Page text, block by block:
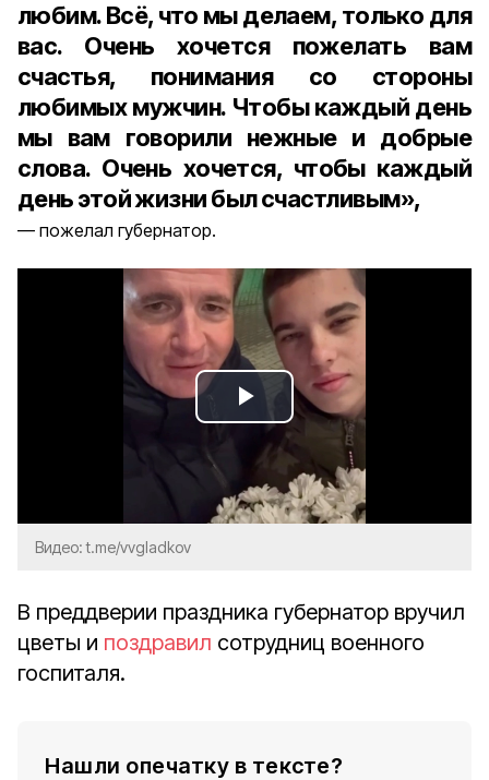
любим. Всё, что мы делаем, только для
вас. Очень хочется пожелать вам
счастья, понимания со стороны
любимых мужчин. Чтобы каждый день
мы вам говорили нежные и добрые
слова. Очень хочется, чтобы каждый
день этой жизни был счастливым»,
пожелал губернатор.
Play
Video
Видео: t.me/vvgladkov
В преддверии праздника губернатор вручил
цветы и поздравил сотрудниц военного
госпиталя.
Нашли опечатку в тексте?